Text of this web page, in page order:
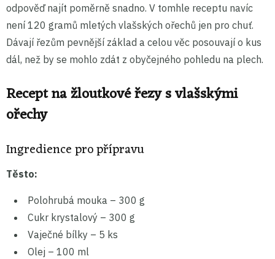
odpověď najít poměrně snadno. V tomhle receptu navíc
není 120 gramů mletých vlašských ořechů jen pro chuť.
Dávají řezům pevnější základ a celou věc posouvají o kus
dál, než by se mohlo zdát z obyčejného pohledu na plech.
Recept na žloutkové řezy s vlašskými
ořechy
Ingredience pro přípravu
Těsto:
Polohrubá mouka – 300 g
Cukr krystalový – 300 g
Vaječné bílky – 5 ks
Olej – 100 ml